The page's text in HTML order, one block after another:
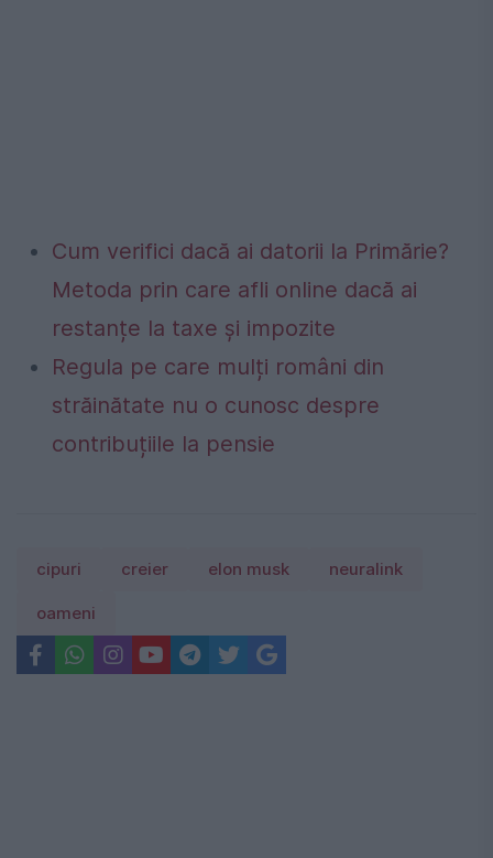
Cum verifici dacă ai datorii la Primărie?
Metoda prin care afli online dacă ai
restanțe la taxe și impozite
Regula pe care mulți români din
străinătate nu o cunosc despre
contribuțiile la pensie
cipuri creier elon musk neuralink
oameni